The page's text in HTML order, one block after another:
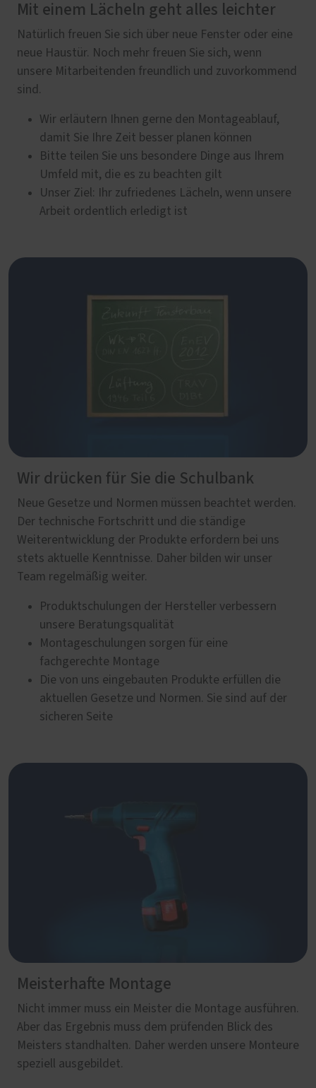
Mit einem Lächeln geht alles leichter
Natürlich freuen Sie sich über neue Fenster oder eine
neue Haustür. Noch mehr freuen Sie sich, wenn
unsere Mitarbeitenden freundlich und zuvorkommend
sind.
Wir erläutern Ihnen gerne den Montageablauf,
damit Sie Ihre Zeit besser planen können
Bitte teilen Sie uns besondere Dinge aus Ihrem
Umfeld mit, die es zu beachten gilt
Unser Ziel: Ihr zufriedenes Lächeln, wenn unsere
Arbeit ordentlich erledigt ist
Wir drücken für Sie die Schulbank
Neue Gesetze und Normen müssen beachtet werden.
Der technische Fortschritt und die ständige
Weiterentwicklung der Produkte erfordern bei uns
stets aktuelle Kenntnisse. Daher bilden wir unser
Team regelmäßig weiter.
Produktschulungen der Hersteller verbessern
unsere Beratungsqualität
Montageschulungen sorgen für eine
fachgerechte Montage
Die von uns eingebauten Produkte erfüllen die
aktuellen Gesetze und Normen. Sie sind auf der
sicheren Seite
Meisterhafte Montage
Nicht immer muss ein Meister die Montage ausführen.
Aber das Ergebnis muss dem prüfenden Blick des
Meisters standhalten. Daher werden unsere Monteure
speziell ausgebildet.